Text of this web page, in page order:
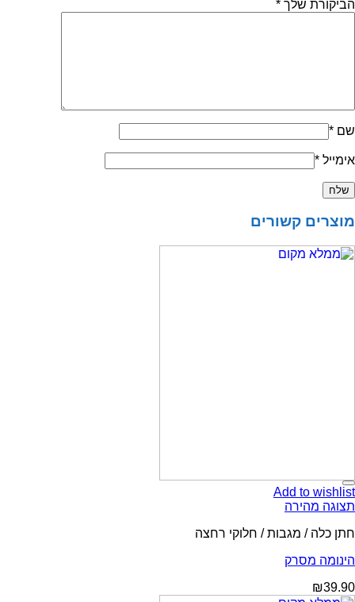
הביקורת שלך *
שם *
אימייל *
מוצרים קשורים
Add to wishlist
תצוגה מהירה
חתן כלה / מגבות / חלוקי רחצה
הינומה מסרק
₪39.90